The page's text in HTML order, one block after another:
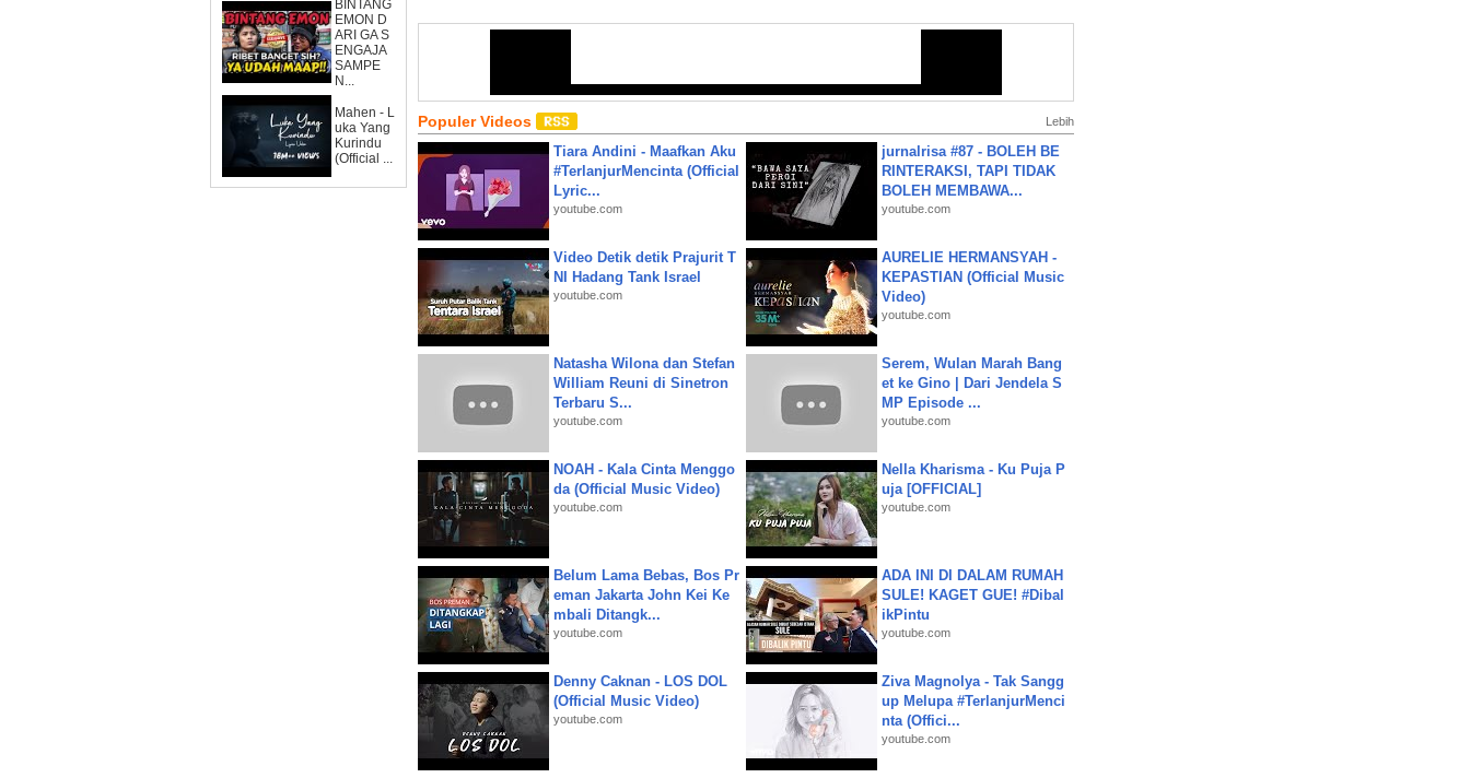
BINTANG
EMON D
ARI GA S
ENGAJA
SAMPE
N...
Mahen - L
uka Yang
Kurindu
(Official ...
Populer Videos Lebih
Tiara Andini - Maafkan Aku
#TerlanjurMencinta (Official
Lyric...
youtube.com
jurnalrisa #87 - BOLEH BE
RINTERAKSI, TAPI TIDAK
BOLEH MEMBAWA...
youtube.com
Video Detik detik Prajurit T
NI Hadang Tank Israel
youtube.com
AURELIE HERMANSYAH -
KEPASTIAN (Official Music
Video)
youtube.com
Natasha Wilona dan Stefan
William Reuni di Sinetron
Terbaru S...
youtube.com
Serem, Wulan Marah Bang
et ke Gino | Dari Jendela S
MP Episode ...
youtube.com
NOAH - Kala Cinta Menggo
da (Official Music Video)
youtube.com
Nella Kharisma - Ku Puja P
uja [OFFICIAL]
youtube.com
Belum Lama Bebas, Bos Pr
eman Jakarta John Kei Ke
mbali Ditangk...
youtube.com
ADA INI DI DALAM RUMAH
SULE! KAGET GUE! #Dibal
ikPintu
youtube.com
Denny Caknan - LOS DOL
(Official Music Video)
youtube.com
Ziva Magnolya - Tak Sangg
up Melupa #TerlanjurMenci
nta (Offici...
youtube.com